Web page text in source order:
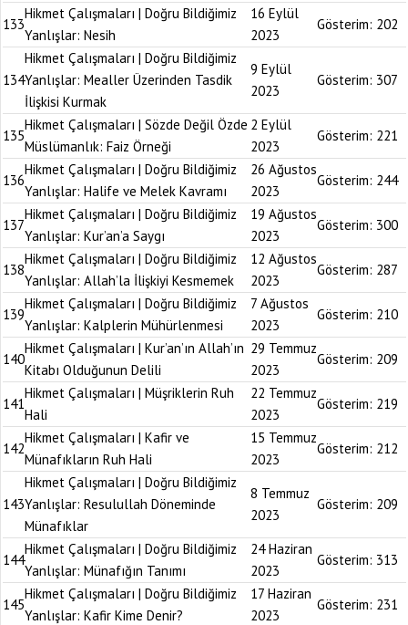
133
Hikmet Çalışmaları | Doğru Bildiğimiz
Yanlışlar: Nesih
16 Eylül
2023
Gösterim: 202
134
Hikmet Çalışmaları | Doğru Bildiğimiz
Yanlışlar: Mealler Üzerinden Tasdik
İlişkisi Kurmak
9 Eylül
2023
Gösterim: 307
135
Hikmet Çalışmaları | Sözde Değil Özde
Müslümanlık: Faiz Örneği
2 Eylül
2023
Gösterim: 221
136
Hikmet Çalışmaları | Doğru Bildiğimiz
Yanlışlar: Halife ve Melek Kavramı
26 Ağustos
2023
Gösterim: 244
137
Hikmet Çalışmaları | Doğru Bildiğimiz
Yanlışlar: Kur’an’a Saygı
19 Ağustos
2023
Gösterim: 300
138
Hikmet Çalışmaları | Doğru Bildiğimiz
Yanlışlar: Allah’la İlişkiyi Kesmemek
12 Ağustos
2023
Gösterim: 287
139
Hikmet Çalışmaları | Doğru Bildiğimiz
Yanlışlar: Kalplerin Mühürlenmesi
7 Ağustos
2023
Gösterim: 210
140
Hikmet Çalışmaları | Kur’an’ın Allah’ın
Kitabı Olduğunun Delili
29 Temmuz
2023
Gösterim: 209
141
Hikmet Çalışmaları | Müşriklerin Ruh
Hali
22 Temmuz
2023
Gösterim: 219
142
Hikmet Çalışmaları | Kafir ve
Münafıkların Ruh Hali
15 Temmuz
2023
Gösterim: 212
143
Hikmet Çalışmaları | Doğru Bildiğimiz
Yanlışlar: Resulullah Döneminde
Münafıklar
8 Temmuz
2023
Gösterim: 209
144
Hikmet Çalışmaları | Doğru Bildiğimiz
Yanlışlar: Münafığın Tanımı
24 Haziran
2023
Gösterim: 313
145
Hikmet Çalışmaları | Doğru Bildiğimiz
Yanlışlar: Kafir Kime Denir?
17 Haziran
2023
Gösterim: 231